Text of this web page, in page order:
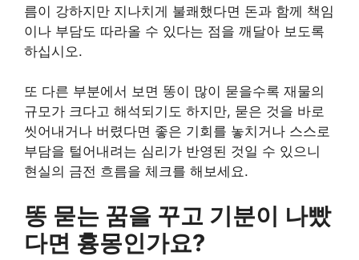
름이 강하지만 지나치게 불쾌했다면 돈과 함께 책임
이나 부담도 따라올 수 있다는 점을 깨달아 보도록
하십시오.
또 다른 부분에서 보면 똥이 많이 묻을수록 재물의
규모가 크다고 해석되기도 하지만, 묻은 것을 바로
씻어내거나 버렸다면 좋은 기회를 놓치거나 스스로
부담을 털어내려는 심리가 반영된 것일 수 있으니
현실의 금전 흐름을 체크를 해보세요.
똥 묻는 꿈을 꾸고 기분이 나빴
다면 흉몽인가요?